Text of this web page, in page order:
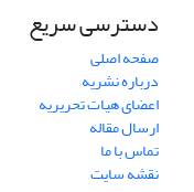
دسترسی سریع
صفحه اصلی
درباره نشریه
اعضای هیات تحریریه
ارسال مقاله
تماس با ما
نقشه سایت